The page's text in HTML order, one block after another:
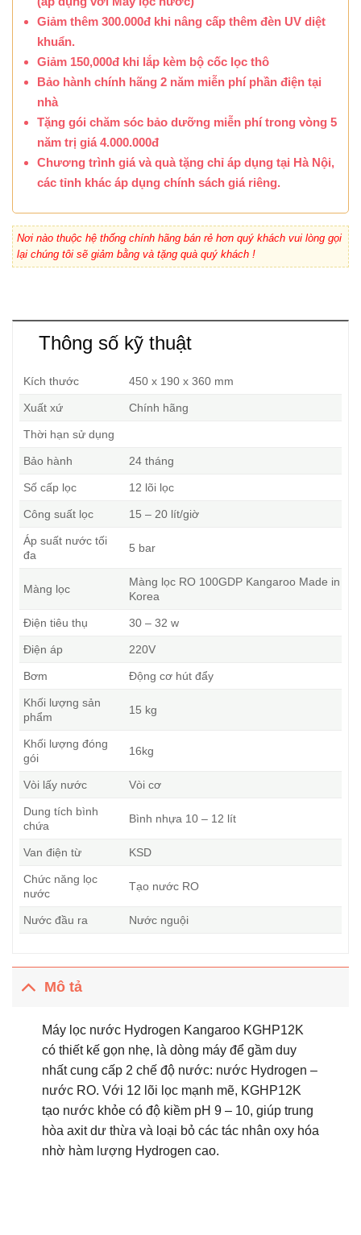
Giảm thêm 300.000đ khi nâng cấp thêm đèn UV diệt
khuẩn.
Giảm 150,000đ khi lắp kèm bộ cốc lọc thô
Bảo hành chính hãng 2 năm miễn phí phần điện tại
nhà
Tặng gói chăm sóc bảo dưỡng miễn phí trong vòng 5
năm trị giá 4.000.000đ
Chương trình giá và quà tặng chỉ áp dụng tại Hà Nội,
các tỉnh khác áp dụng chính sách giá riêng.
Nơi nào thuộc hệ thống chính hãng bán rẻ hơn quý khách vui lòng gọi
lại chúng tôi sẽ giảm bằng và tặng quà quý khách !
Thông số kỹ thuật
Kích thước 450 x 190 x 360 mm
Xuất xứ Chính hãng
Thời hạn sử dụng
Bảo hành 24 tháng
Số cấp lọc 12 lõi lọc
Công suất lọc 15 – 20 lít/giờ
Áp suất nước tối
đa
5 bar
Màng lọc
Màng lọc RO 100GDP Kangaroo Made in
Korea
Điện tiêu thụ 30 – 32 w
Điện áp 220V
Bơm Động cơ hút đẩy
Khối lượng sản
phẩm
15 kg
Khối lượng đóng
gói
16kg
Vòi lấy nước Vòi cơ
Dung tích bình
chứa
Bình nhựa 10 – 12 lít
Van điện từ KSD
Chức năng lọc
nước
Tạo nước RO
Nước đầu ra Nước nguội
Mô tả
Máy lọc nước Hydrogen Kangaroo KGHP12K
có thiết kế gọn nhẹ, là dòng máy để gầm duy
nhất cung cấp 2 chế độ nước: nước Hydrogen –
nước RO. Với 12 lõi lọc mạnh mẽ, KGHP12K
tạo nước khỏe có độ kiềm pH 9 – 10, giúp trung
hòa axit dư thừa và loại bỏ các tác nhân oxy hóa
nhờ hàm lượng Hydrogen cao.